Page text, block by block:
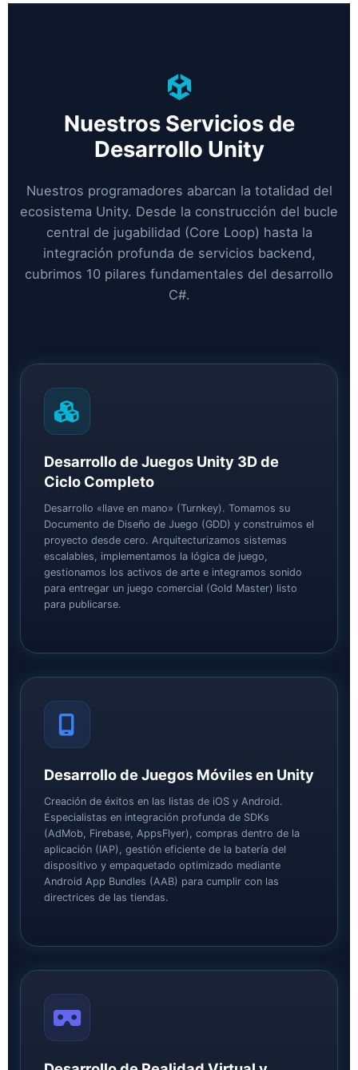
Nuestros Servicios de
Desarrollo Unity
Nuestros programadores abarcan la totalidad del
ecosistema Unity. Desde la construcción del bucle
central de jugabilidad (Core Loop) hasta la
integración profunda de servicios backend,
cubrimos 10 pilares fundamentales del desarrollo
C#.
Desarrollo de Juegos Unity 3D de
Ciclo Completo
Desarrollo «llave en mano» (Turnkey). Tomamos su
Documento de Diseño de Juego (GDD) y construimos el
proyecto desde cero. Arquitecturizamos sistemas
escalables, implementamos la lógica de juego,
gestionamos los activos de arte e integramos sonido
para entregar un juego comercial (Gold Master) listo
para publicarse.
Desarrollo de Juegos Móviles en Unity
Creación de éxitos en las listas de iOS y Android.
Especialistas en integración profunda de SDKs
(AdMob, Firebase, AppsFlyer), compras dentro de la
aplicación (IAP), gestión eficiente de la batería del
dispositivo y empaquetado optimizado mediante
Android App Bundles (AAB) para cumplir con las
directrices de las tiendas.